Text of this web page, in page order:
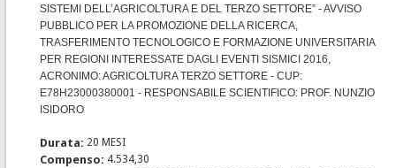
SISTEMI DELL’AGRICOLTURA E DEL TERZO SETTORE” - AVVISO
PUBBLICO PER LA PROMOZIONE DELLA RICERCA,
TRASFERIMENTO TECNOLOGICO E FORMAZIONE UNIVERSITARIA
PER REGIONI INTERESSATE DAGLI EVENTI SISMICI 2016,
ACRONIMO: AGRICOLTURA TERZO SETTORE - CUP:
E78H23000380001 - RESPONSABILE SCIENTIFICO: PROF. NUNZIO
ISIDORO
Durata: 20 MESI
Compenso: 4.534,30